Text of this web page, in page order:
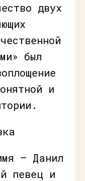
двух
был
и
— Данил
певец и